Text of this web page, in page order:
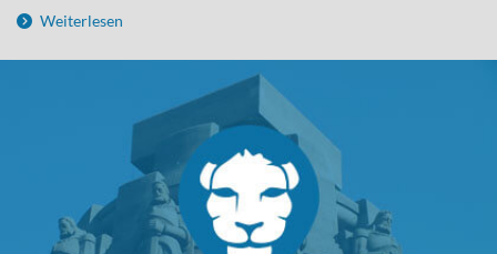
Weiterlesen